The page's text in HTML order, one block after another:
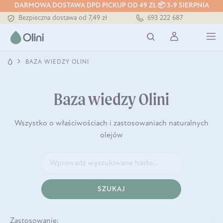
DARMOWA DOSTAWA DPD PICKUP OD 49 ZŁ 📦 3-9 SIERPNIA
Bezpieczna dostawa od 7,49 zł
Darmowa dostawa od 199 zł
Tłoczony zawsze na zimno
693 222 687
BAZA WIEDZY OLINI
Baza wiedzy Olini
Wszystko o właściwościach i zastosowaniach naturalnych
olejów
SZUKAJ
Zastosowanie: